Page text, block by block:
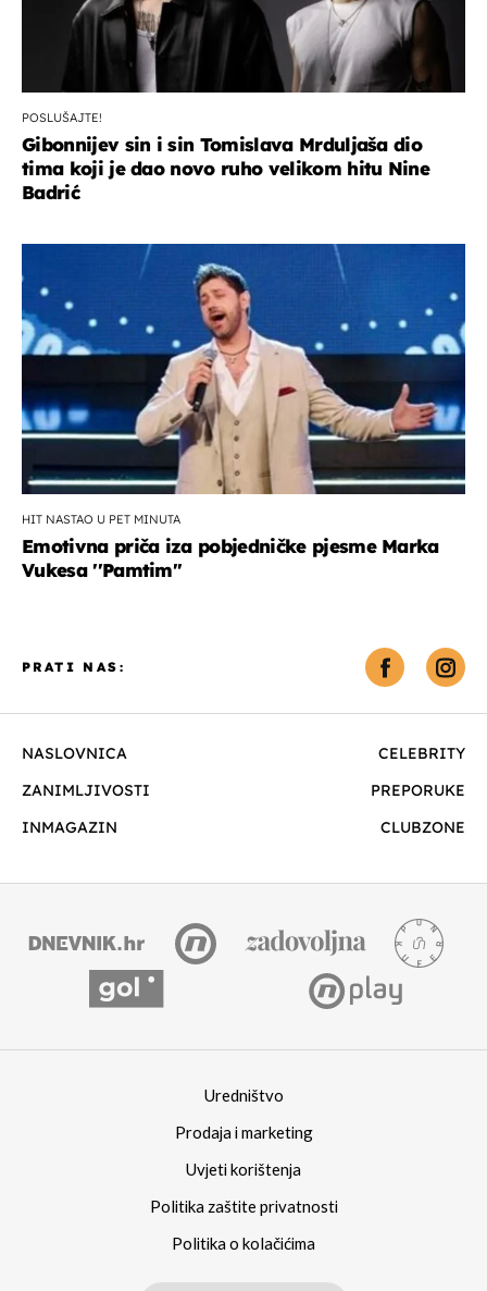
POSLUŠAJTE!
Gibonnijev sin i sin Tomislava Mrduljaša dio
tima koji je dao novo ruho velikom hitu Nine
Badrić
HIT NASTAO U PET MINUTA
Emotivna priča iza pobjedničke pjesme Marka
Vukesa ''Pamtim''
NASLOVNICA
CELEBRITY
ZANIMLJIVOSTI
PREPORUKE
INMAGAZIN
CLUBZONE
PRATI NAS:
Uredništvo
Prodaja i marketing
Uvjeti korištenja
Politika zaštite privatnosti
Politika o kolačićima